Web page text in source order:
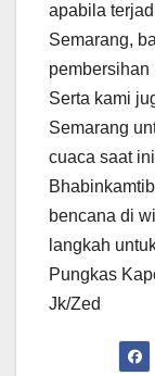
apabila
Semarang,
pembersihan
Serta kami
Semarang
cuaca saat
bencana di
langkah
Pungkas
Jk/Zed